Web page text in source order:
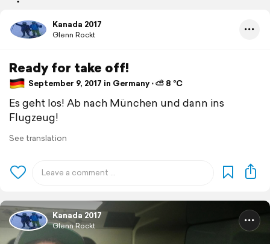
Kanada 2017
Glenn Rockt
Ready for take off!
September 9, 2017 in Germany ⋅ ⛅ 8 °C
Es geht los! Ab nach München und dann ins
Flugzeug!
See translation
Kanada 2017
Glenn Rockt